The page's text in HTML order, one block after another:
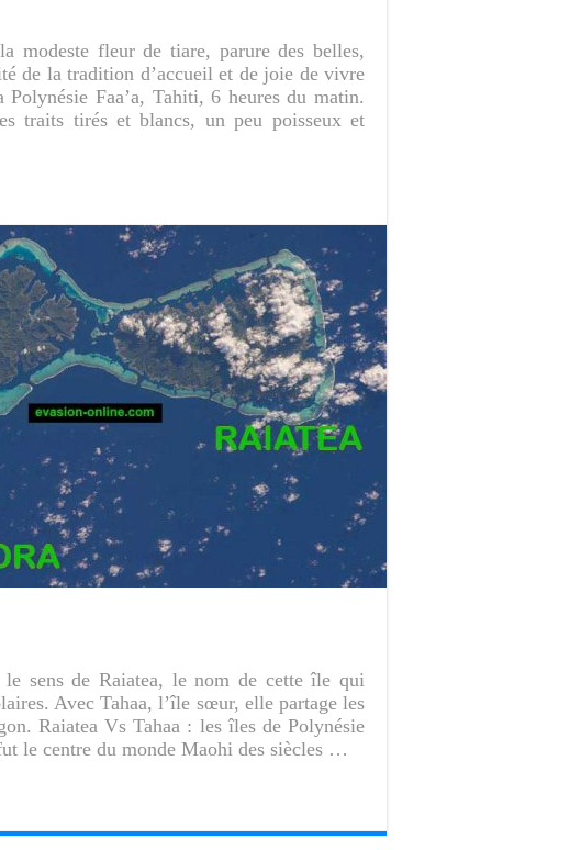
modeste fleur de tiare, parure des belles,
de la tradition d’accueil et de joie de vivre
Faa’a, Tahiti, 6 heures du matin.
traits tirés et blancs, un peu poisseux et
sens de Raiatea, le nom de cette île qui
Avec Tahaa, l’île sœur, elle partage les
Raiatea Vs Tahaa : les îles de Polynésie
le centre du monde Maohi des siècles …